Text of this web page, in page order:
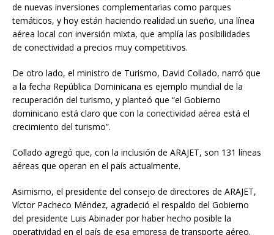
de nuevas inversiones complementarias como parques
temáticos, y hoy están haciendo realidad un sueño, una línea
aérea local con inversión mixta, que amplía las posibilidades
de conectividad a precios muy competitivos.
De otro lado, el ministro de Turismo, David Collado, narró que
a la fecha República Dominicana es ejemplo mundial de la
recuperación del turismo, y planteó que “el Gobierno
dominicano está claro que con la conectividad aérea está el
crecimiento del turismo”.
Collado agregó que, con la inclusión de ARAJET, son 131 líneas
aéreas que operan en el país actualmente.
Asimismo, el presidente del consejo de directores de ARAJET,
Víctor Pacheco Méndez, agradeció el respaldo del Gobierno
del presidente Luis Abinader por haber hecho posible la
operatividad en el país de esa empresa de transporte aéreo.